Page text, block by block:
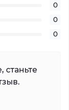
0
0
0
станьте